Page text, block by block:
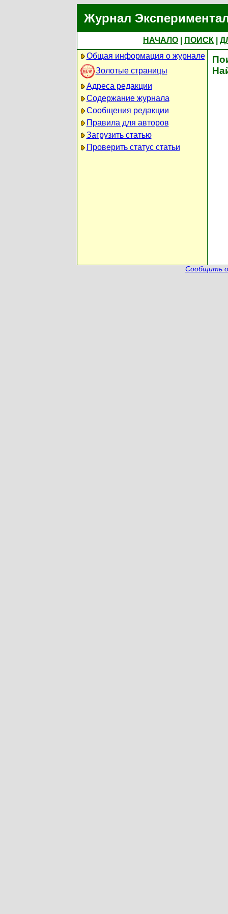
Журнал
НАЧАЛО ПОИСК
Общая информация о журнале
Золотые страницы
Адреса редакции
Содержание журнала
Сообщения редакции
Правила для авторов
Загрузить статью
Проверить статус статьи
Сообщить о